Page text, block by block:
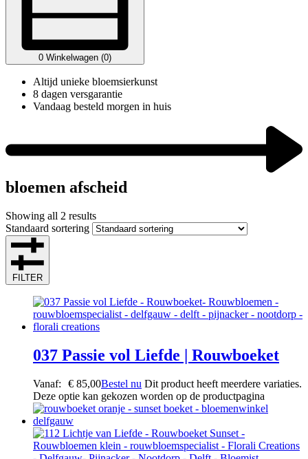
0 Winkelwagen (0)
Altijd unieke bloemsierkunst
8 dagen versgarantie
Vandaag besteld morgen in huis
bloemen afscheid
Showing all 2 results
Standaard sortering
FILTER
037 Passie vol Liefde | Rouwboeket
Vanaf: € 85,00Bestel nu Dit product heeft meerdere variaties.
Deze optie kan gekozen worden op de productpagina